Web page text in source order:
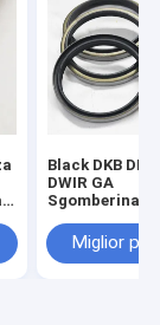
Black DKB
DWIR GA
sigillo per
alle alte
Miglior